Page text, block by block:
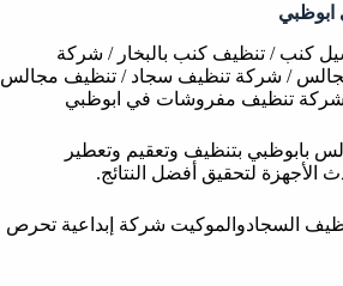
كنب / تنظيف كنب بالبخار / شركة
/ شركة تنظيف سجاد / تنظيف مجالس
شركة تنظيف مفروشات في ابوظبي
بابوظبي بتنظيف وتعقيم وتعطير
الأجهزة لتحقيق أفضل النتائج.
السجادوالموكيت شركة إبداعية تحرص